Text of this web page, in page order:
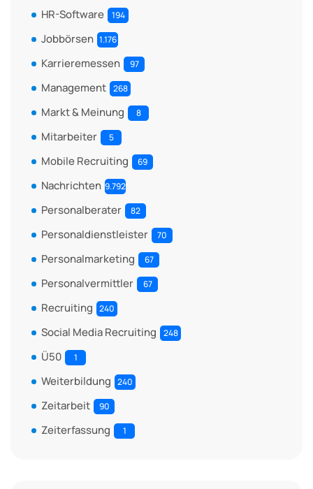
HR-Software 194
Jobbörsen 1.176
Karrieremessen 97
Management 268
Markt & Meinung 8
Mitarbeiter 5
Mobile Recruiting 69
Nachrichten 9.792
Personalberater 82
Personaldienstleister 70
Personalmarketing 67
Personalvermittler 67
Recruiting 240
Social Media Recruiting 248
Ü50 1
Weiterbildung 240
Zeitarbeit 90
Zeiterfassung 1